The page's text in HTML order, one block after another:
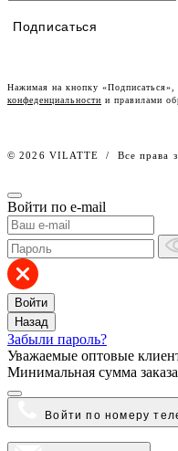
Lookbook
Работа в компании
Подписаться
Нажимая на кнопку «Подписаться»,
конфеденциальности и правилами
© 2026 VILATTE / Все права
Войти по e-mail
Войти
Назад
Забыли пароль?
Уважаемые оптовые
Минимальная сумма заказа
Войти по номеру